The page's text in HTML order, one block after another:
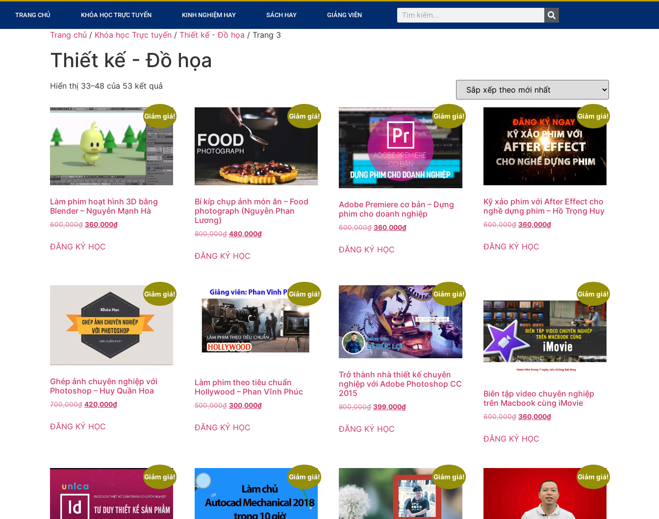
TRANG CHỦ KHÓA HỌC TRỰC TUYẾN KINH NGHIỆM HAY SÁCH HAY GIẢNG VIÊN
Trang chủ / Khóa học Trực tuyến / Thiết kế - Đồ họa / Trang 3
Thiết kế - Đồ họa
Hiển thị 33–48 của 53 kết quả
Giảm giá!
Làm phim hoạt hình 3D bằng
Blender – Nguyễn Mạnh Hà
600,000₫ 360,000₫
ĐĂNG KÝ HỌC
Giảm giá!
Bí kíp chụp ảnh món ăn – Food
photograph (Nguyễn Phan
Lương)
800,000₫ 480,000₫
ĐĂNG KÝ HỌC
Giảm giá!
Adobe Premiere cơ bản – Dựng
phim cho doanh nghiệp
600,000₫ 360,000₫
ĐĂNG KÝ HỌC
Giảm giá!
Kỹ xảo phim với After Effect cho
nghề dựng phim – Hồ Trọng Huy
600,000₫ 360,000₫
ĐĂNG KÝ HỌC
Giảm giá!
Ghép ảnh chuyên nghiệp với
Photoshop – Huy Quần Hoa
700,000₫ 420,000₫
ĐĂNG KÝ HỌC
Giảm giá!
Làm phim theo tiêu chuẩn
Hollywood – Phan Vĩnh Phúc
500,000₫ 300,000₫
ĐĂNG KÝ HỌC
Giảm giá!
Trở thành nhà thiết kế chuyên
nghiệp với Adobe Photoshop CC
2015
800,000₫ 399,000₫
ĐĂNG KÝ HỌC
Giảm giá!
Biên tập video chuyên nghiệp
trên Macbook cùng iMovie
600,000₫ 360,000₫
ĐĂNG KÝ HỌC
Giảm giá! Giảm giá! Giảm giá! Giảm giá!